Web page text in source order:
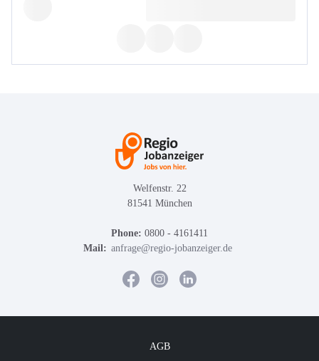
Welfenstr. 22
81541 München
Phone: 0800 - 4161411
Mail: anfrage@regio-jobanzeiger.de
AGB